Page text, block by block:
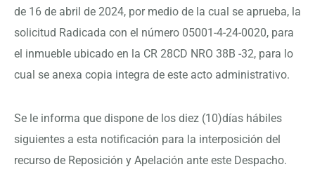
de 16 de abril de 2024, por medio de la cual se aprueba, la
solicitud Radicada con el número 05001-4-24-0020, para
el inmueble ubicado en la CR 28CD NRO 38B -32, para lo
cual se anexa copia integra de este acto administrativo.
Se le informa que dispone de los diez (10)días hábiles
siguientes a esta notificación para la interposición del
recurso de Reposición y Apelación ante este Despacho.